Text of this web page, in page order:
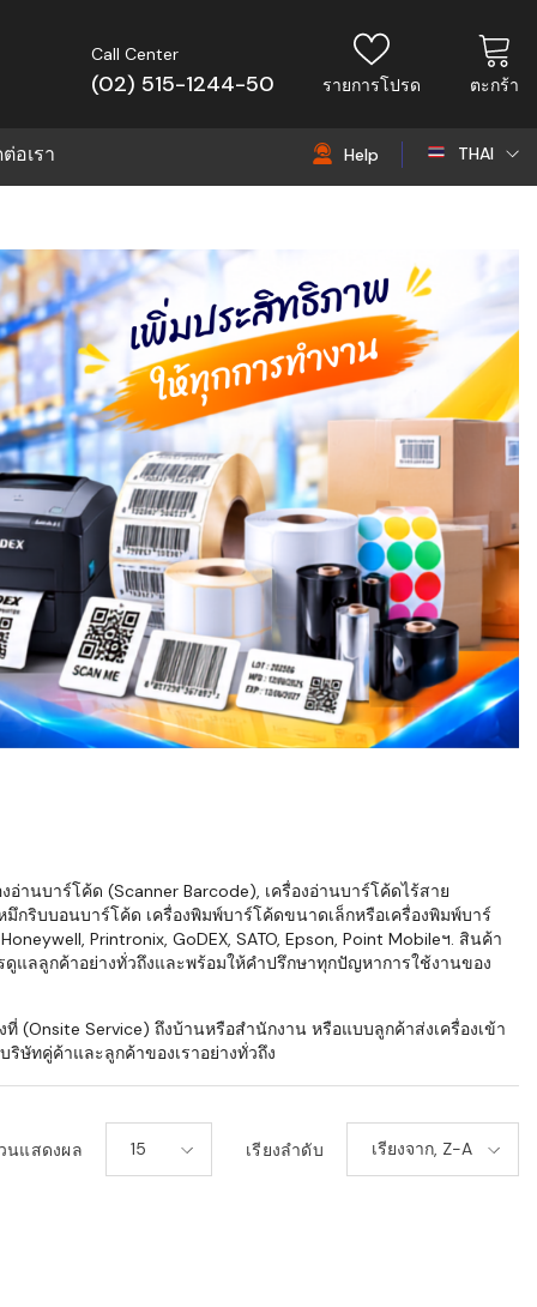
Call Center
(02) 515-1244-50 รายการโปรด ตะกร้า
อเรา Help THAI
EN
านบาร์โค้ด (Scanner Barcode), เครื่องอ่านบาร์โค้ดไร้สาย
กริบบอนบาร์โค้ด เครื่องพิมพ์บาร์โค้ดขนาดเล็กหรือเครื่องพิมพ์บาร์
Printronix, GoDEX, SATO, Epson, Point Mobileฯ. สินค้า
แลลูกค้าอย่างทั่วถึงและพร้อมให้คำปรึกษาทุกปัญหาการใช้งานของ
(Onsite Service) ถึงบ้านหรือสำนักงาน หรือแบบลูกค้าส่งเครื่องเข้า
ษัทคู่ค้าและลูกค้าของเราอย่างทั่วถึง
นแสดงผล 15 เรียงลำดับ เรียงจาก, Z-A